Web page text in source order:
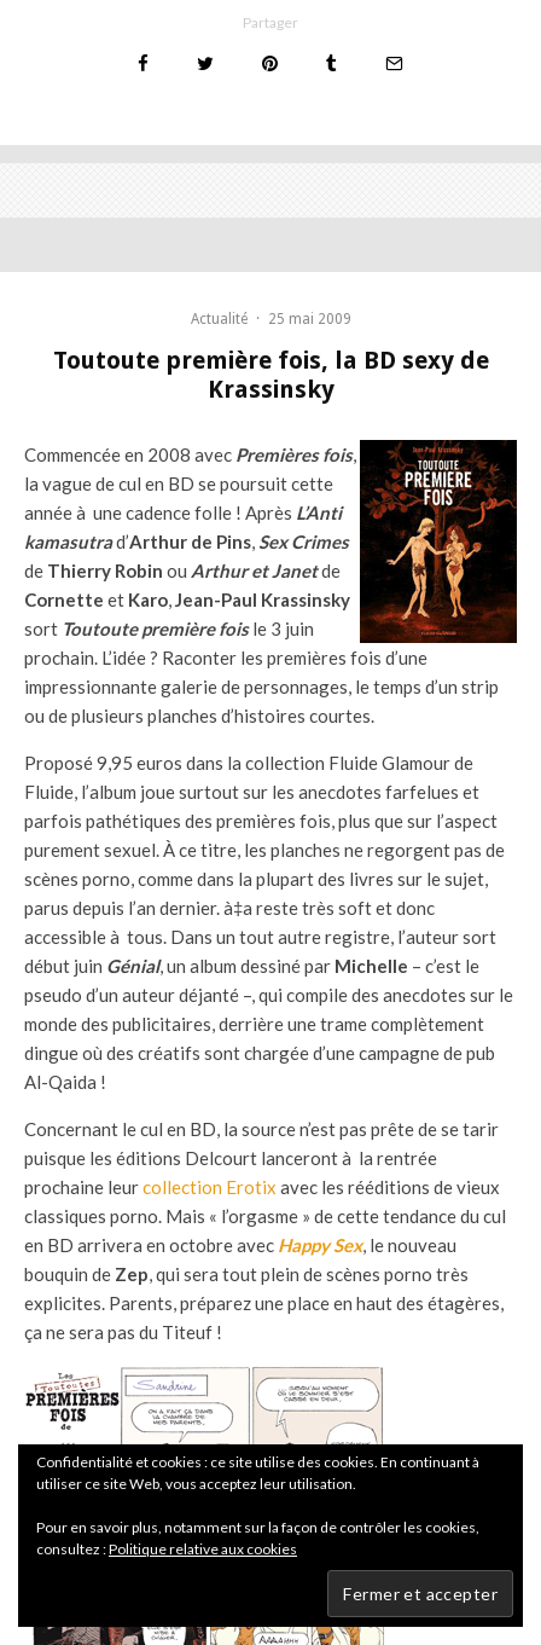
Partager
Actualité · 25 mai 2009
Toutoute première fois, la BD sexy de
Krassinsky
Commencée en 2008 avec Premières fois,
la vague de cul en BD se poursuit cette
année à une cadence folle ! Après L’Anti
kamasutrad’Arthur de Pins,Sex Crimes
de Thierry Robin ou Arthur et Janetde
Cornette et Karo,Jean-Paul Krassinsky
sort Toutoute première foisle 3 juin
prochain. L’idée ? Raconter les premières fois d’une
impressionnante galerie de personnages, le temps d’un strip
ou de plusieurs planches d’histoires courtes.
Proposé 9,95 euros dans la collection Fluide Glamour de
Fluide, l’album joue surtout sur les anecdotes farfelues et
parfois pathétiques des premières fois, plus que sur l’aspect
purement sexuel. À ce titre, les planches ne regorgent pas de
scènes porno, comme dans la plupart des livres sur le sujet,
parus depuis l’an dernier. à‡a reste très soft et donc
accessible à tous. Dans un tout autre registre, l’auteur sort
début juin Génial, un album dessiné par Michelle – c’est le
pseudo d’un auteur déjanté –, qui compile des anecdotes sur le
monde des publicitaires, derrière une trame complètement
dingue où des créatifs sont chargée d’une campagne de pub
Al-Qaida !
Concernant le cul en BD, la source n’est pas prête de se tarir
puisque les éditions Delcourt lanceront à la rentrée
prochaine leurcollection Erotix avec les rééditions de vieux
classiques porno. Mais « l’orgasme » de cette tendance du cul
en BD arrivera en octobre avec Happy Sex, le nouveau
bouquin de Zep, qui sera tout plein de scènes porno très
explicites. Parents, préparez une place en haut des étagères,
ça ne sera pas du Titeuf !
Confidentialité et cookies : ce site utilise des cookies. En continuant à
utiliser ce site Web, vous acceptez leur utilisation.
Pour en savoir plus, notamment sur la façon de contrôler les cookies,
consultez :Politique relative aux cookies